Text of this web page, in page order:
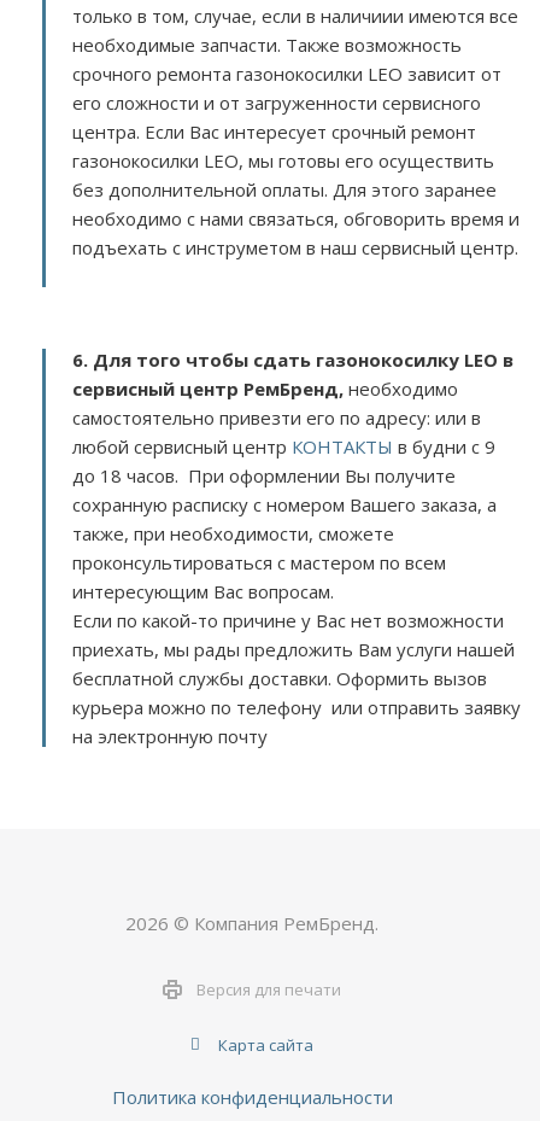
только в том, случае, если в наличиии имеются все
необходимые запчасти. Также возможность
срочного ремонта газонокосилки LEO зависит от
его сложности и от загруженности сервисного
центра. Если Вас интересует срочный ремонт
газонокосилки LEO, мы готовы его осуществить
без дополнительной оплаты. Для этого заранее
необходимо с нами связаться, обговорить время и
подъехать с инструметом в наш сервисный центр.
6. Для того чтобы сдать газонокосилку LEO в
сервисный центр РемБренд, необходимо
самостоятельно привезти его по адресу: или в
любой сервисный центр КОНТАКТЫ в будни с 9
до 18 часов. При оформлении Вы получите
сохранную расписку с номером Вашего заказа, а
также, при необходимости, сможете
проконсультироваться с мастером по всем
интересующим Вас вопросам.
Если по какой-то причине у Вас нет возможности
приехать, мы рады предложить Вам услуги нашей
бесплатной службы доставки. Оформить вызов
курьера можно по телефону или отправить заявку
на электронную почту
2026 © Компания РемБренд.
Версия для печати
Карта сайта
Политика конфиденциальности